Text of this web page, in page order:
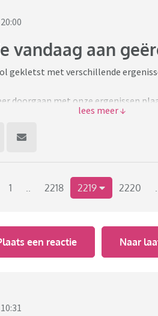
vandaag aan
gekletst met verschillende
doorgaan met onze ergenissen
mag, als het maar niet op een
1 .. 2218 2219 2220
een reactie Naar